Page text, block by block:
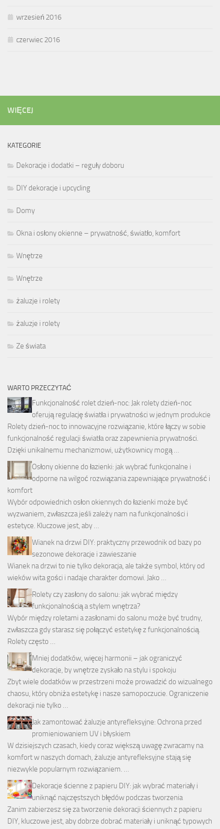
wrzesień 2016
czerwiec 2016
WIĘCEJ
KATEGORIE
Dekoracje i dodatki – reguły doboru
DIY dekoracje i upcycling
Domy
Okna i osłony okienne – prywatność, światło, komfort
Wnętrze
Wnętrze
żaluzje i rolety
żaluzje i rolety
Ze świata
WARTO PRZECZYTAĆ
Funkcjonalność rolet dzień-noc: Jak rolety dzień-noc
oferują regulację światła i prywatności w jednym produkcie
Rolety dzień-noc to innowacyjne rozwiązanie, które łączy w sobie
funkcjonalność regulacji światła oraz zapewnienia prywatności.
Dzięki unikalnemu mechanizmowi, użytkownicy mogą …
Osłony okienne do łazienki: jak wybrać funkcjonalne i
odporne na wilgoć rozwiązania zapewniające prywatność i
komfort
Wybór odpowiednich osłon okiennych do łazienki może być
wyzwaniem, zwłaszcza jeśli zależy nam na funkcjonalności i
estetyce. Kluczowe jest, aby …
Wianek na drzwi DIY: praktyczny przewodnik od bazy po
sezonowe dekoracje i zawieszanie
Wianek na drzwi to nie tylko dekoracja, ale także symbol, który od
wieków wita gości i nadaje charakter domowi. Jako …
Rolety czy zasłony do salonu: jak wybrać między
funkcjonalnością a stylem wnętrza?
Wybór między roletami a zasłonami do salonu może być trudny,
zwłaszcza gdy starasz się połączyć estetykę z funkcjonalnością.
Rolety często …
Mniej dodatków, więcej harmonii – jak ograniczyć
dekoracje, by wnętrze zyskało na stylu i spokoju
Zbyt wiele dodatków w przestrzeni może prowadzić do wizualnego
chaosu, który obniża estetykę i nasze samopoczucie. Ograniczenie
dekoracji nie tylko …
Jak zamontować żaluzje antyrefleksyjne: Ochrona przed
promieniowaniem UV i błyskiem
W dzisiejszych czasach, kiedy coraz większą uwagę zwracamy na
komfort w naszych domach, żaluzje antyrefleksyjne stają się
niezwykle popularnym rozwiązaniem. …
Dekoracje ścienne z papieru DIY: jak wybrać materiały i
uniknąć najczęstszych błędów podczas tworzenia
Zanim zabierzesz się za tworzenie dekoracji ściennych z papieru
DIY, kluczowe jest, aby dobrze dobrać materiały i uniknąć typowych